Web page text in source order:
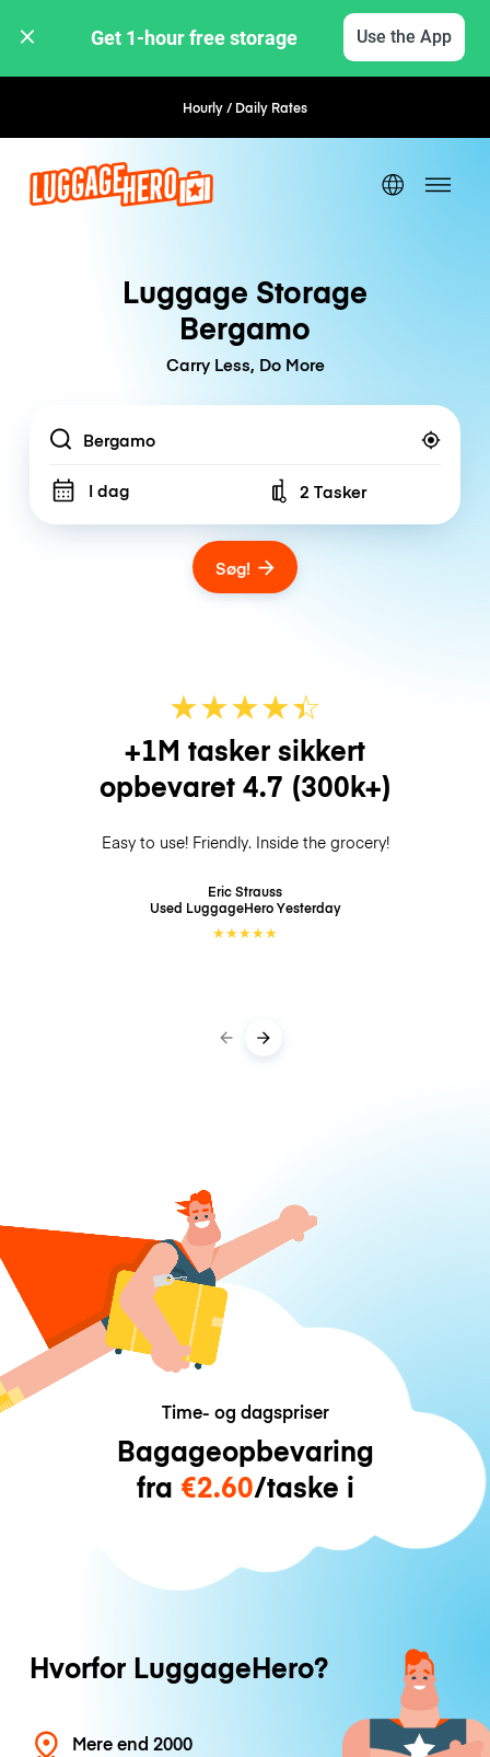
Get 1-hour free storage Use the App
Hourly / Daily RatesFlexible Booking
Luggage Storage
Bergamo
Carry Less, Do More
Location
I dag Number of bags
2 Tasker
Søg!
★★★★☆
★
+1M tasker sikkert
opbevaret 4.7 (300k+)
Easy to use! Friendly. Inside the grocery!
Eric Strauss
Used LuggageHeroYesterday
★★★★★
Time- og dagspriser
Bagageopbevaring
fra €2.60/taske i
Hvorfor LuggageHero?
Mere end 2000